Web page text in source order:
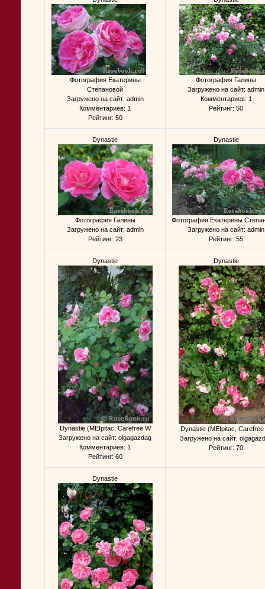
Фотография Екатерины
Степановой
Загружено на сайт: admin
Комментариев: 1
Рейтинг: 50
Фотография Галины
Загружено на сайт: admin
Комментариев: 1
Рейтинг: 50
Dynastie
Фотография Галины
Загружено на сайт: admin
Рейтинг: 23
Dynastie
Фотография Екатерины
Загружено на сайт: admin
Рейтинг: 55
Dynastie
Dynastie (MEIpitac, Carefree W
Загружено на сайт: olgagazdag
Комментариев: 1
Рейтинг: 60
Dynastie
Dynastie (MEIpitac, Carefree
Загружено на сайт:
Рейтинг: 70
Dynastie